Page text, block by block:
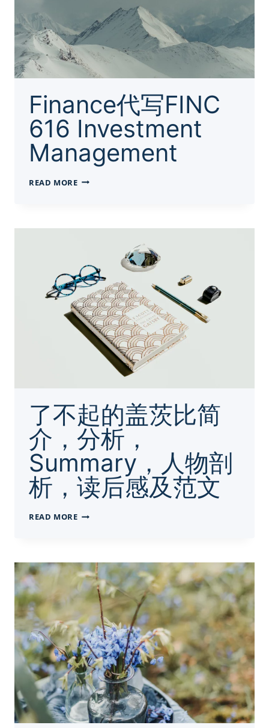
Finance代写FINC
616 Investment
Management
READ MOREFINANCE
616
MANAGEMENT
了不起的盖茨比简
介，分析，
Summary，人物剖
析，读后感及范文
READ MORE了
盖
茨
比
介，
分
析，
SUMMARY，
人
物
剖
析，
读
后